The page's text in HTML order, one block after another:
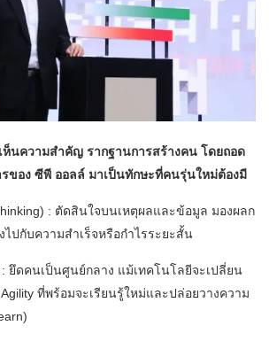
ห็นความสำคัญ รากฐานการสร้างคน โดยถอด
รของ ซีพี ออลล์ มาเป็นทักษะที่คนรุ่นใหม่ต้องมี
: ตัดสินใจบนเหตุผลและข้อมูล มองผลก
ไปกับความสำเร็จหรือกำไรระยะสั้น
: ยึดคนเป็นศูนย์กลาง แม้เทคโนโลยีจะเปลี่ยน
ที่พร้อมจะเรียนรู้ใหม่และปล่อยวางความ